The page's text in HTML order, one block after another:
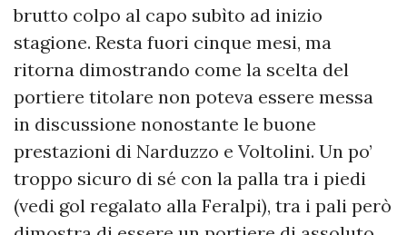
brutto colpo al capo subìto ad inizio
stagione. Resta fuori cinque mesi, ma
ritorna dimostrando come la scelta del
portiere titolare non poteva essere messa
in discussione nonostante le buone
prestazioni di Narduzzo e Voltolini. Un po’
troppo sicuro di sé con la palla tra i piedi
(vedi gol regalato alla Feralpi), tra i pali però